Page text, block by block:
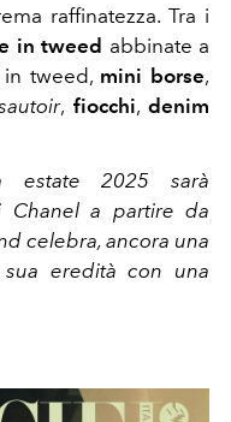
raffinatezza. Tra i
in tweed abbinate a
in tweed, mini borse,
, fiocchi,denim
estate 2025 sarà
a partire da
celebra, ancora una
eredità con una